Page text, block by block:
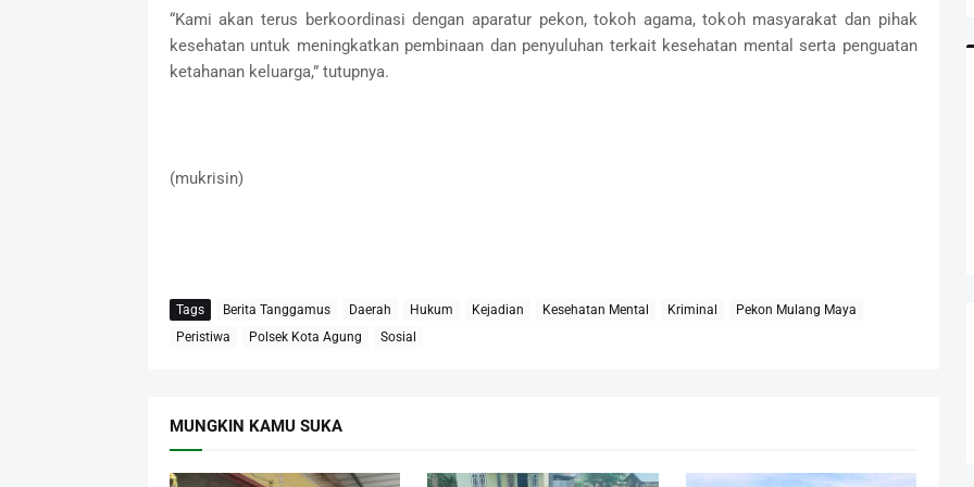
“Kami akan terus berkoordinasi dengan aparatur pekon, tokoh agama, tokoh masyarakat dan pihak
kesehatan untuk meningkatkan pembinaan dan penyuluhan terkait kesehatan mental serta penguatan
ketahanan keluarga,” tutupnya.
(mukrisin)
Tags Berita Tanggamus Daerah Hukum Kejadian Kesehatan Mental Kriminal
Pekon Mulang Maya
Peristiwa
Polsek Kota Agung Sosial
MUNGKIN KAMU SUKA